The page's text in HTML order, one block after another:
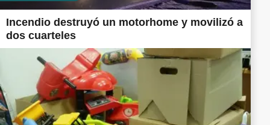
Incendio destruyó un motorhome y movilizó a
dos cuarteles